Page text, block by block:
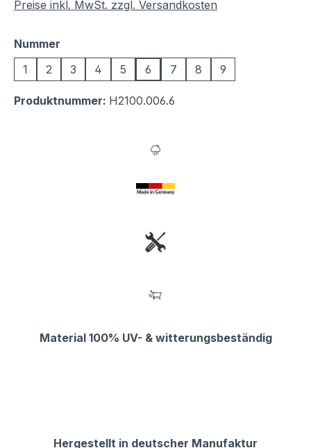
Preise inkl. MwSt. zzgl. Versandkosten
Nummer
1
2 3 4 5 6 7 8 9
Produktnummer: H2100.006.6
Material 100% UV- & witterungsbeständig
Hergestellt in deutscher Manufaktur